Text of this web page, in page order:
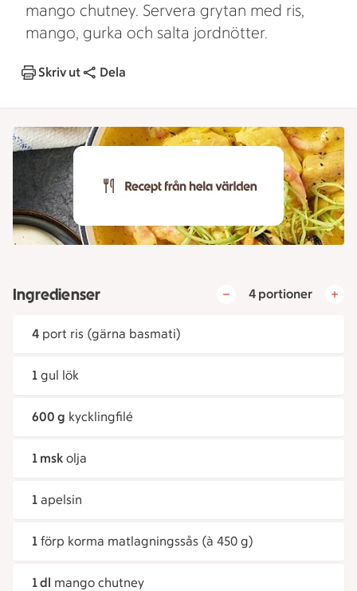
mango chutney. Servera grytan med ris,
mango, gurka och salta jordnötter.
Skriv ut Dela
Ingredienser 4 portioner
4 port ris (gärna basmati)
1 gul lök
600 g kycklingfilé
1 msk olja
1 apelsin
1 förp korma matlagningssås (à 450 g)
1 dl mango chutney